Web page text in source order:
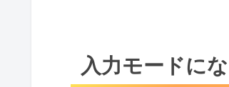
入力モードに